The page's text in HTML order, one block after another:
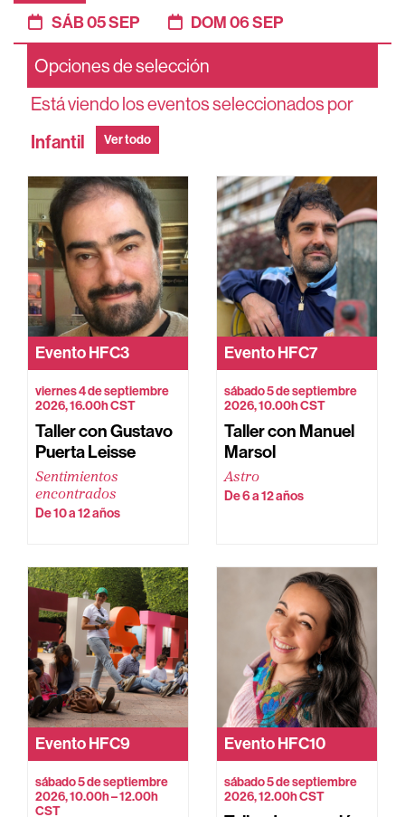
SÁB 05 SEP
DOM 06 SEP
Opciones de selección
Está viendo los eventos seleccionados por
Infantil Ver todo
EventoHFC3
viernes 4 de septiembre
2026, 16.00h CST
Taller con Gustavo
Puerta Leisse
Sentimientos
encontrados
De 10 a 12 años
EventoHFC7
sábado 5 de septiembre
2026, 10.00h CST
Taller con Manuel
Marsol
Astro
De 6 a 12 años
EventoHFC9
sábado 5 de septiembre
2026, 10.00h – 12.00h
CST
EventoHFC10
sábado 5 de septiembre
2026, 12.00h CST